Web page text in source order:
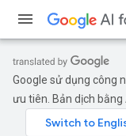
Google sử dụng công
ưu tiên. Bản dịch bằng